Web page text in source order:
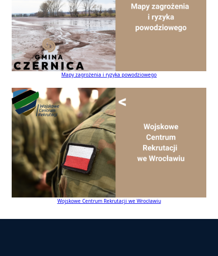
Mapy zagrożenia i ryzyka powodziowego
Wojskowe Centrum Rekrutacji we Wrocławiu